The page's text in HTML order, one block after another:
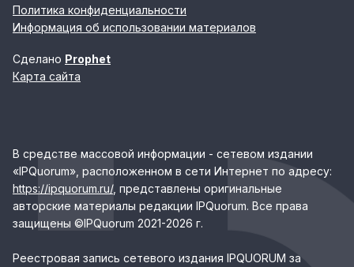
Политика конфиденциальности
Информация об использовании материалов
Сделано Prophet
Карта сайта
В средстве массовой информации - сетевом издании
«IPQuorum», расположенном в сети Интернет по адресу:
https://ipquorum.ru/, представлены оригинальные
авторские материалы редакции IPQuorum. Все права
защищены ©IPQuorum 2021-2026 г.
Реестровая запись сетевого издания IPQUORUM за